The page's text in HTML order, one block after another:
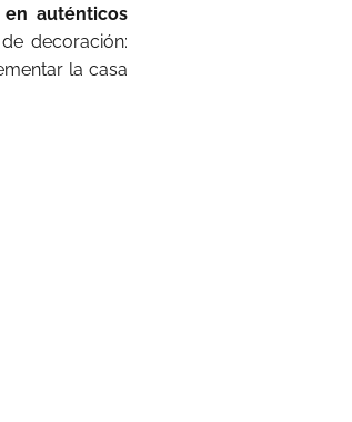
en auténticos
decoración:
la casa